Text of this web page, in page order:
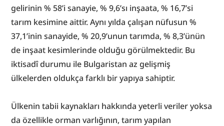
gelirinin % 58’i sanayie, % 9,6’sı inşaata, % 16,7’si
tarım kesimine aittir. Aynı yılda çalışan nüfusun %
37,1’inin sanayide, % 20,9’unun tarımda, % 8,3’ünün
de inşaat kesimlerinde olduğu görülmektedir. Bu
iktisadî durumu ile Bulgaristan az gelişmiş
ülkelerden oldukça farklı bir yapıya sahiptir.
Ülkenin tabii kaynakları hakkında yeterli veriler yoksa
da özellikle orman varlığının, tarım yapılan